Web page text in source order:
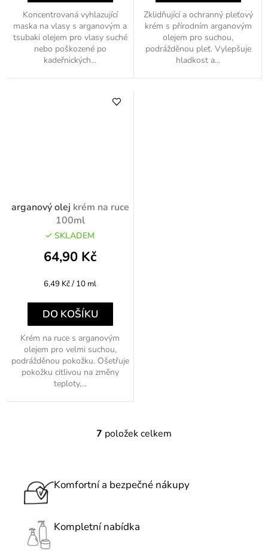
Koncentrovaná vyhlazující
maska na vlasy s arganovým a
tsubaki olejem pro vlasy suché
nebo poškozené po
kadeřnických...
Zklidňující a ochranný pleťový
krém s přírodním arganovým
olejem pro suchou,
podrážděnou pleť. Vylepšuje
hladkost a...
arganový olej krém na ruce
100ml
SKLADEM
64,90 Kč
Měrná
6,49 Kč / 10 ml
DO KOŠÍKU
Krém na ruce s arganovým
olejem pro velmi suchou,
podrážděnou pokožku. Ošetřuje
pokožku citlivou na změny
teploty,...
O
á
c
7 položek celkem
Komfortní a bezpečné nákupy
Kompletní nabídka